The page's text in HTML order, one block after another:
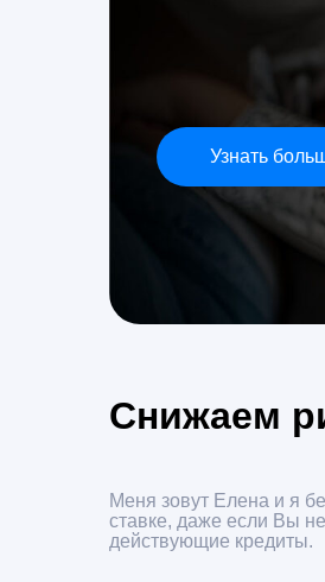
Узнать
Снижаем
Меня зовут Елена и я
ставке, даже если Вы
действующие кредиты.